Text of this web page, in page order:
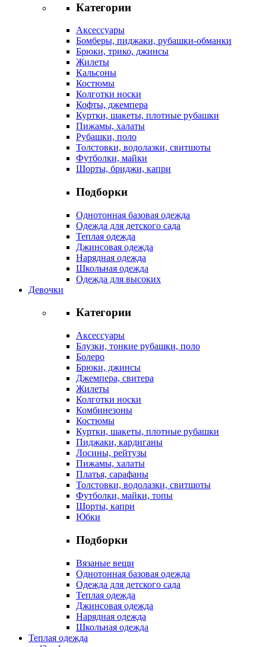
Категории
Аксессуары
Бомберы, пиджаки, рубашки-обманки
Брюки, трико, джинсы
Жилеты
Кальсоны
Костюмы
Колготки носки
Кофты, джемпера
Куртки, шакеты, плотные рубашки
Пижамы, халаты
Рубашки, поло
Толстовки, водолазки, свитшоты
Футболки, майки
Шорты, бриджи, капри
Подборки
Однотонная базовая одежда
Одежда для детского сада
Теплая одежда
Джинсовая одежда
Нарядная одежда
Школьная одежда
Одежда для высоких
Девочки
Категории
Аксессуары
Блузки, тонкие рубашки, поло
Болеро
Брюки, джинсы
Джемпера, свитера
Жилеты
Колготки носки
Комбинезоны
Костюмы
Куртки, шакеты, плотные рубашки
Пиджаки, кардиганы
Лосины, рейтузы
Пижамы, халаты
Платья, сарафаны
Толстовки, водолазки, свитшоты
Футболки, майки, топы
Шорты, капри
Юбки
Подборки
Вязаные вещи
Однотонная базовая одежда
Одежда для детского сада
Теплая одежда
Джинсовая одежда
Нарядная одежда
Школьная одежда
Теплая одежда